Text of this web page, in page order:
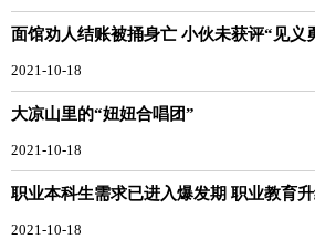
面馆劝人结账被捅身亡 小伙未获评“见义
2021-10-18
大凉山里的“妞妞合唱团”
2021-10-18
职业本科生需求已进入爆发期 职业教育
2021-10-18